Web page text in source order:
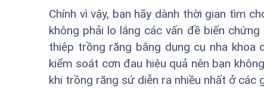
Chính vì vậy, bạn hãy dành thời gian tìm
không phải lo lắng các vấn đề biến
thiệp trồng răng bằng dụng cụ nha khoa
kiểm soát cơn đau hiệu quả nên bạn
khi trồng răng sứ diễn ra nhiều nhất ở các